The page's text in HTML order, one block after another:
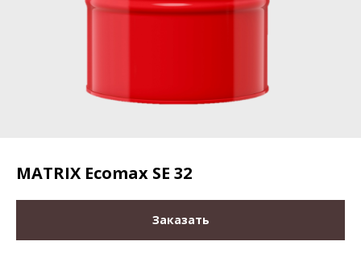
MATRIX Ecomax SE 32
Заказать